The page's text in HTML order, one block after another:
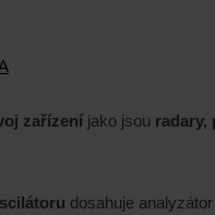
zařízení jako jsou radary,
dosahuje